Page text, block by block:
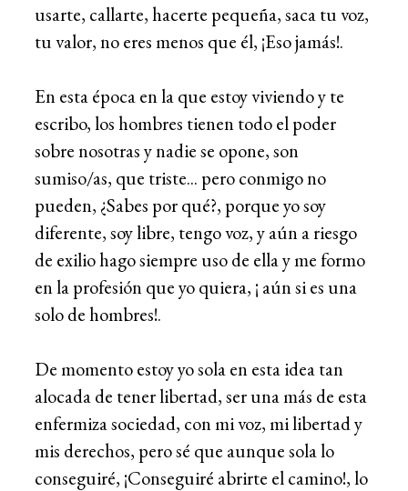
usarte, callarte, hacerte pequeña, saca tu voz,
tu valor, no eres menos que él, ¡Eso jamás!.
En esta época en la que estoy viviendo y te
escribo, los hombres tienen todo el poder
sobre nosotras y nadie se opone, son
sumiso/as, que triste... pero conmigo no
pueden, ¿Sabes por qué?, porque yo soy
diferente, soy libre, tengo voz, y aún a riesgo
de exilio hago siempre uso de ella y me formo
en la profesión que yo quiera, ¡ aún si es una
solo de hombres!.
De momento estoy yo sola en esta idea tan
alocada de tener libertad, ser una más de esta
enfermiza sociedad, con mi voz, mi libertad y
mis derechos, pero sé que aunque sola lo
conseguiré, ¡Conseguiré abrirte el camino!, lo